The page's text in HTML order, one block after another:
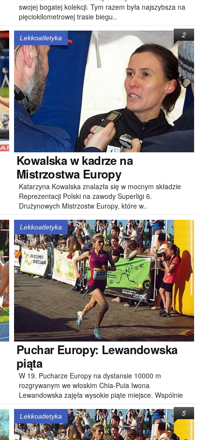
swojej bogatej kolekcji. Tym razem była najszybsza na
pięciokilometrowej trasie biegu..
Lekkoatletyka
Kowalska w kadrze na
Mistrzostwa Europy
Katarzyna Kowalska znalazła się w mocnym składzie
Reprezentacji Polski na zawody Superligi 6.
Drużynowych Mistrzostw Europy, które w..
2
Lekkoatletyka
PucharEuropy: Lewandowska
piąta
W 19. Pucharze Europy na dystansie 10000 m
rozgrywanym we włoskim Chia-Puia Iwona
Lewandowska zajęła wysokie piąte miejsce. Wspólnie
Lekkoatletyka 5